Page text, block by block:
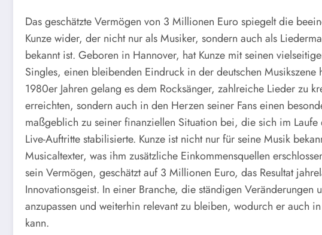
Das geschätzte Vermögen von 3 Millionen Euro spiegelt die
Kunze wider, der nicht nur als Musiker, sondern auch als
bekannt ist. Geboren in Hannover, hat Kunze mit seinen
Singles, einen bleibenden Eindruck in der deutschen
1980er Jahren gelang es dem Rocksänger, zahlreiche Lieder zu
erreichten, sondern auch in den Herzen seiner Fans einen
maßgeblich zu seiner finanziellen Situation bei, die sich im
Live-Auftritte stabilisierte. Kunze ist nicht nur für seine Musik
Musicaltexter, was ihm zusätzliche Einkommensquellen
sein Vermögen, geschätzt auf 3 Millionen Euro, das Resultat
Innovationsgeist. In einer Branche, die ständigen Veränderungen
anzupassen und weiterhin relevant zu bleiben, wodurch er auch
kann.